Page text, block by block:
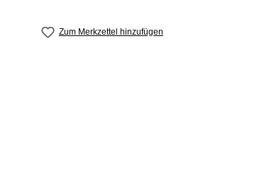
Zum Merkzettel hinzufügen